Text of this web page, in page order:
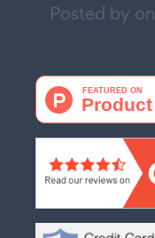
Posted by on